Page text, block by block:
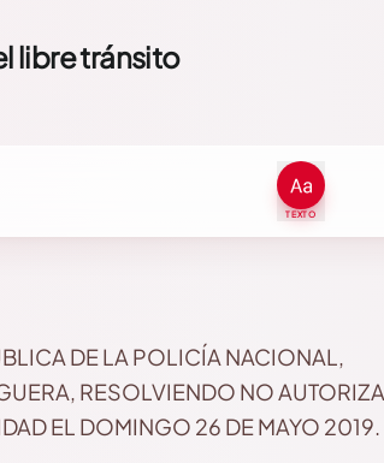
libre tránsito
TEXTO
DE LA POLICÍA NACIONAL,
RESOLVIENDO NO
EL DOMINGO 26 DE MAYO 2019.